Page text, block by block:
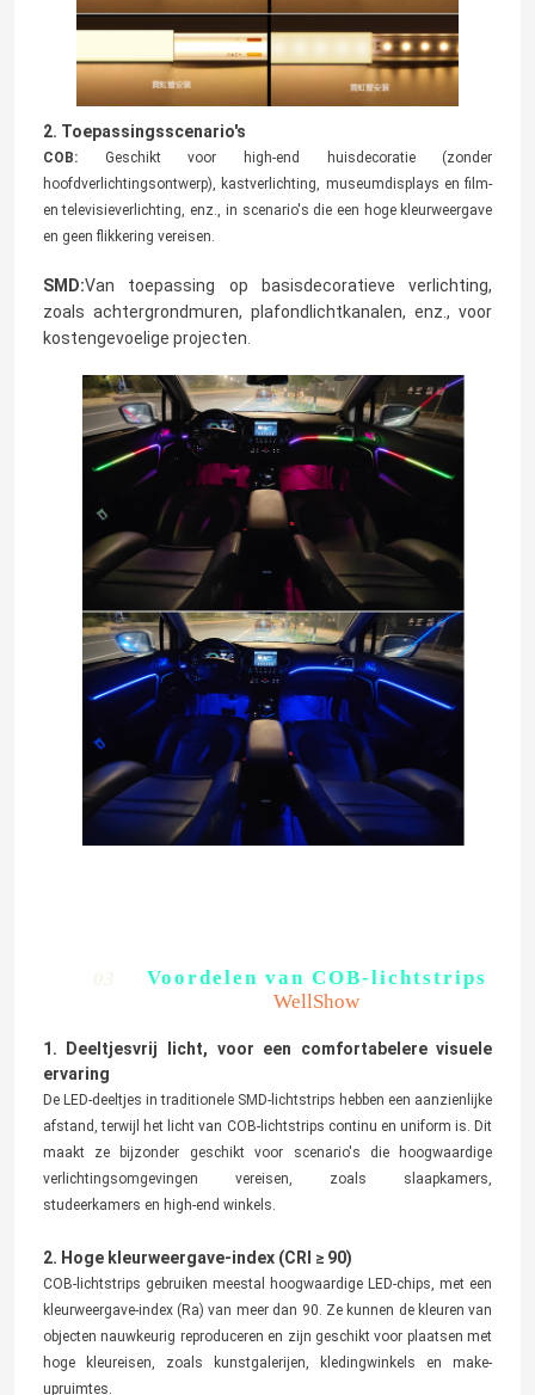
We bellen je snel terug!
VERZENDEN
LEIDEN Juwelenlicht
Van de LEIDENE het licht muurwasmachine
Onder Planken LEIDENE Verlichting
LEIDEN Spoor Licht Spoor
geleid aluminiumprofiel
geleid lineair het hangen licht
Het Acrylcomité van LGP
LEIDENE Ondergrondse Lamp
LEIDENE Modulevoeding
LEIDENE Sensortoebehoren
LED-neonstrooklamp buiten
2. Toepassingsscenario's
COB: Geschikt voor high-end huisdecoratie (zonder
hoofdverlichtingsontwerp), kastverlichting, museumdisplays en film-
en televisieverlichting, enz., in scenario's die een hoge kleurweergave
en geen flikkering vereisen.
SMD:Van toepassing op basisdecoratieve verlichting,
zoals achtergrondmuren, plafondlichtkanalen, enz., voor
kostengevoelige projecten.
03
Voordelen van COB-lichtstrips
WellShow